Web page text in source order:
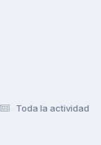
Toda la actividad